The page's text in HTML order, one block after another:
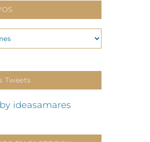
Tweets
ideasamares